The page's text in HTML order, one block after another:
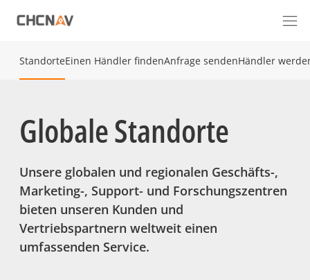
StandorteEinen Händler findenAnfrage sendenHändler
Globale Standorte
Unsere globalen und regionalen Geschäfts-,
Marketing-, Support- und Forschungszentren
bieten unseren Kunden und
Vertriebspartnern weltweit einen
umfassenden Service.